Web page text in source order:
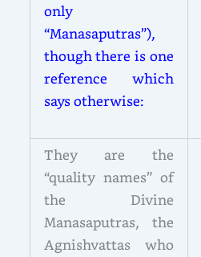
only
“Manasaputras”),
though there is one
reference which
says otherwise:
They are the
“quality names” of
the Divine
Manasaputras, the
Agnishvattas who